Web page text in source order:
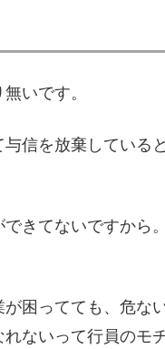
いです。
信を放棄している
きてないですから
困ってても、危な
ないって行員のモ